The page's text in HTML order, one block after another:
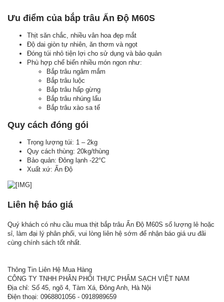
Ưu điểm của bắp trâu Ấn Độ M60S
Thịt săn chắc, nhiều vân hoa đẹp mắt
Độ dai giòn tự nhiên, ăn thơm và ngọt
Đóng túi nhỏ tiện lợi cho sử dụng và bảo quản
Phù hợp chế biến nhiều món ngon như:
Bắp trâu ngâm mắm
Bắp trâu luộc
Bắp trâu hấp gừng
Bắp trâu nhúng lẩu
Bắp trâu xào sa tế
Quy cách đóng gói
Trọng lượng túi: 1 – 2kg
Quy cách thùng: 20kg/thùng
Bảo quản: Đông lạnh -22°C
Xuất xứ: Ấn Độ
Liên hệ báo giá
Quý khách có nhu cầu mua thịt bắp trâu Ấn Độ M60S số lượng lẻ hoặc
sỉ, làm đại lý phân phối, vui lòng liên hệ sớm để nhận báo giá ưu đãi
cùng chính sách tốt nhất.
Thông Tin Liên Hệ Mua Hàng
CÔNG TY TNHH PHÂN PHỐI THỰC PHẨM SẠCH VIỆT NAM
Địa chỉ: Số 45, ngõ 4, Tàm Xá, Đông Anh, Hà Nội
Điện thoại: 0968801056 - 0918989659